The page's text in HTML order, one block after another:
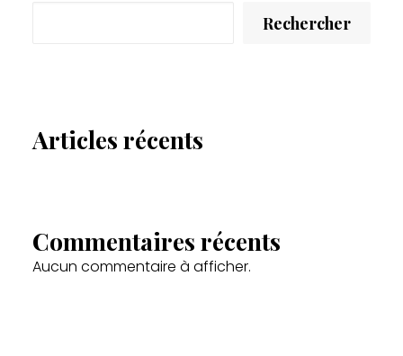
Rechercher
Articles récents
Commentaires récents
Aucun commentaire à afficher.